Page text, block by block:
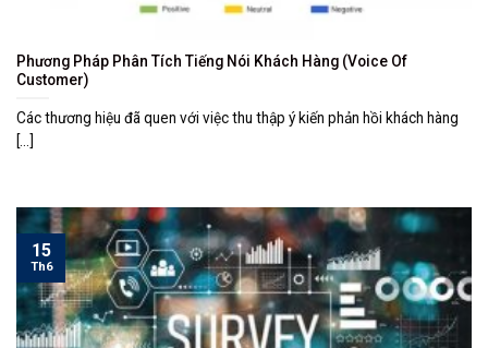
Phương Pháp Phân Tích Tiếng Nói Khách Hàng (Voice Of
Customer)
Các thương hiệu đã quen với việc thu thập ý kiến phản hồi khách hàng
[...]
15
Th6